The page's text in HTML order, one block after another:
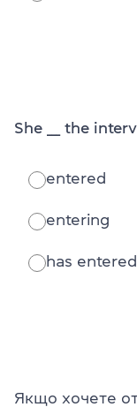
She ___ the
entered
entering
has entered
Якщо хочете